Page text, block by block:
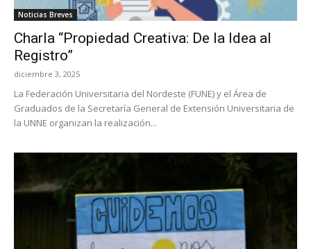
Noticias Breves
Charla “Propiedad Creativa: De la Idea al
Registro”
diciembre 3, 2025
La Federación Universitaria del Nordeste (FUNE) y el Área de
Graduados de la Secretaría General de Extensión Universitaria de
la UNNE organizan la realización...